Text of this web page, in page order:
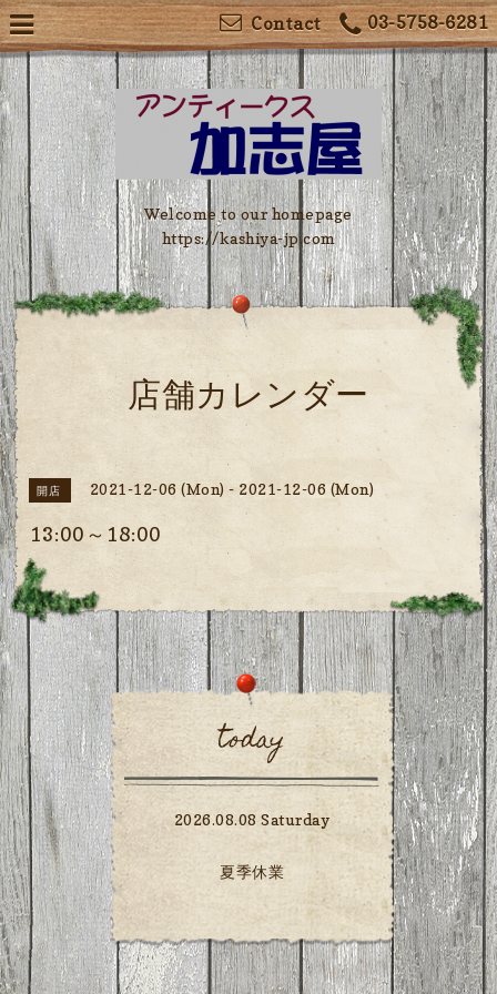
03-5758-6281
Contact
Welcome to our homepage
https://kashiya-jp.com
店舗カレンダー
開店 2021-12-06 (Mon) - 2021-12-06 (Mon)
13:00～18:00
today
2026.08.08 Saturday
夏季休業